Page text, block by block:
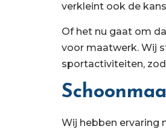
verkleint ook de
Of het nu gaat om
voor maatwerk. Wij
sportactiviteiten,
Wij hebben ervaring